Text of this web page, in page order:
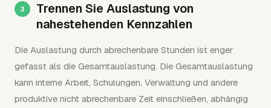
Trennen Sie Auslastung von
nahestehenden Kennzahlen
Die Auslastung durch abrechenbare Stunden ist enger
gefasst als die Gesamtauslastung. Die Gesamtauslastung
kann interne Arbeit, Schulungen, Verwaltung und andere
produktive nicht abrechenbare Zeit einschließen, abhängig